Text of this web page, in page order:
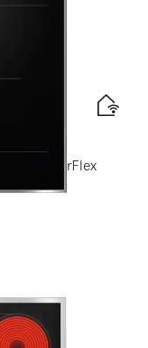
i PowerFlex